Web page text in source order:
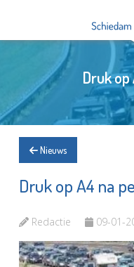
Druk
Nieuws
Druk op A4 na
Redactie 09-01-